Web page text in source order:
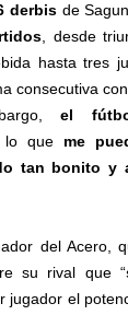
derbis de
, desde
hasta tres
consecutiva
el
lo que me
tan bonito y
del Acero,
su rival que “
jugador el